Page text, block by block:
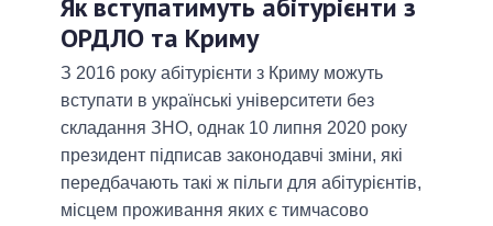
Як вступатимуть абітурієнти з
ОРДЛО та Криму
З 2016 року абітурієнти з Криму можуть
вступати в українські університети без
складання ЗНО, однак 10 липня 2020 року
президент підписав законодавчі зміни, які
передбачають такі ж пільги для абітурієнтів,
місцем проживання яких є тимчасово